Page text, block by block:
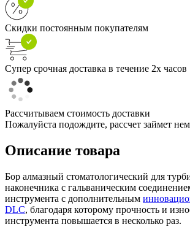
Скидки постоянным покупателям
Супер срочная доставка в течение 2х часов
Рассчитываем стоимость доставки
Пожалуйста подождите, рассчет займет
Описание товара
Бор алмазный стоматологический для
наконечника с гальваническим
инструмента с дополнительным
DLC, благодаря которому прочность и
инструмента повышается в несколько раз.